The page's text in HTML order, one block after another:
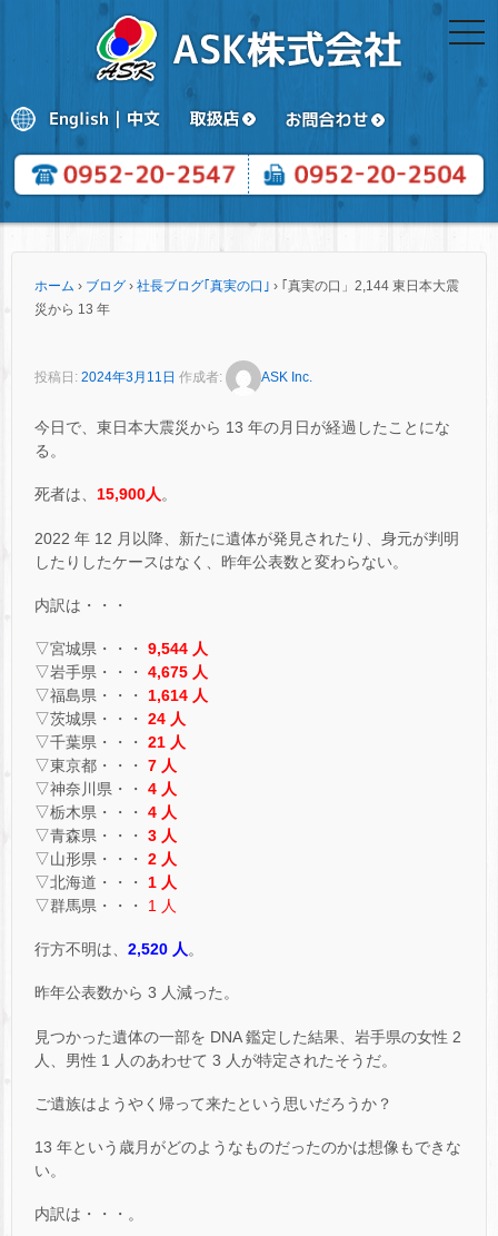
ホーム › ブログ › 社長ブログ｢真実の口｣ › ｢真実の口」2,144 東日本大震
災から 13 年
投稿日: 2024年3月11日 作成者: ASK Inc.
今日で、東日本大震災から 13 年の月日が経過したことにな
る。
死者は、 15,900人。
2022 年 12 月以降、新たに遺体が発見されたり、身元が判明
したりしたケースはなく、昨年公表数と変わらない。
内訳は・・・
▽宮城県・・・ 9,544 人
▽岩手県・・・ 4,675 人
▽福島県・・・
1,614 人
▽茨城県・・・ 24 人
▽千葉県・・・ 21 人
▽東京都・・・ 7 人
▽神奈川県・・ 4 人
▽栃木県・・・ 4 人
▽青森県・・・ 3 人
▽山形県・・・ 2 人
▽北海道・・・ 1 人
▽群馬県・・・
1 人
行方不明は、 2,520 人 。
昨年公表数から 3 人減った。
見つかった遺体の一部を DNA 鑑定した結果、岩手県の女性 2
人、男性 1 人のあわせて 3 人が特定されたそうだ。
ご遺族はようやく帰って来たという思いだろうか？
13 年という歳月がどのようなものだったのかは想像もできな
い。
内訳は・・・。